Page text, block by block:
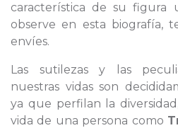
característica de su figura
observe en esta biografía,
envíes.
Las sutilezas y las
nuestras vidas son
ya que perfilan la
vida de una persona como